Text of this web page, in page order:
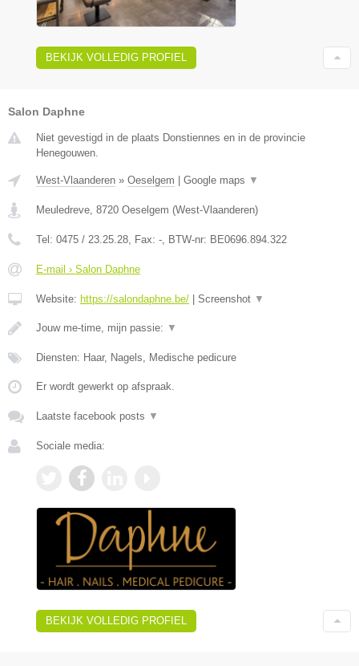
BEKIJK VOLLEDIG PROFIEL
Salon Daphne
Niet gevestigd in de plaats Donstiennes en in de provincie
Henegouwen.
West-Vlaanderen » Oeselgem Google maps ▼
Meuledreve, 8720 Oeselgem (West-Vlaanderen)
Tel: 0475 / 23.25.28, Fax: -, BTW-nr: BE0696.894.322
E-mail › Salon Daphne
Website: https://salondaphne.be/ Screenshot ▼
Jouw me-time, mijn passie: ▼
Diensten: Haar, Nagels, Medische pedicure
Er wordt gewerkt op afspraak.
Laatste facebook posts ▼
Sociale media:
BEKIJK VOLLEDIG PROFIEL